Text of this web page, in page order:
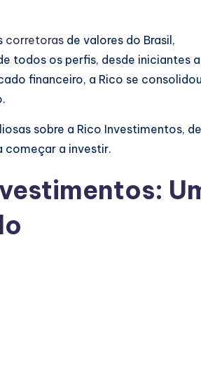
corretoras de valores do Brasil,
todos os perfis, desde iniciantes
financeiro, a Rico se consolidou
sobre a Rico Investimentos,
começar a investir.